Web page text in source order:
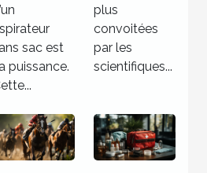
sac est
puissance.
plus
convoitées
par les
scientifiques...